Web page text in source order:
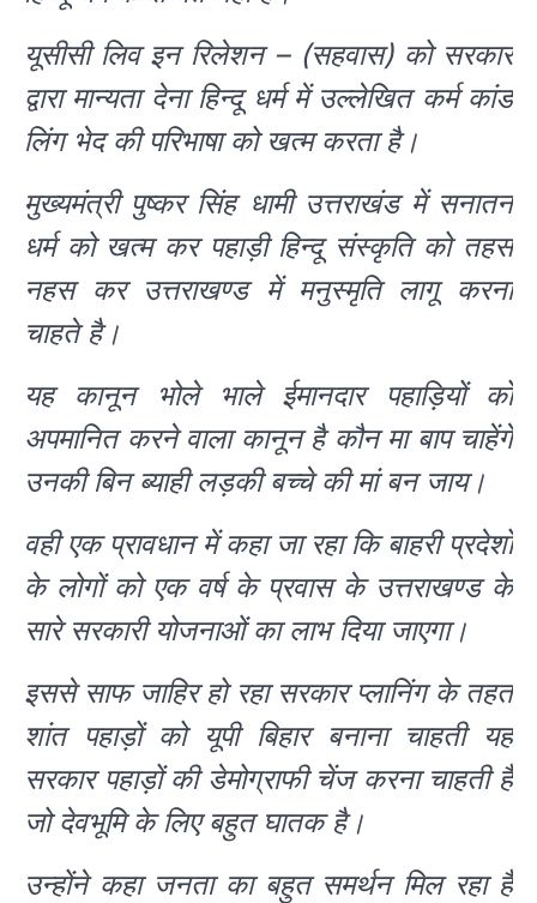
यूसीसी लिव इन रिलेशन – (सहवास) को सरकार
द्वारा मान्यता देना हिन्दू धर्म में उल्लेखित कर्म कांड
लिंग भेद की परिभाषा को खत्म करता है।
मुख्यमंत्री पुष्कर सिंह धामी उत्तराखंड में सनातन
धर्म को खत्म कर पहाड़ी हिन्दू संस्कृति को तहस
नहस कर उत्तराखण्ड में मनुस्मृति लागू करना
चाहते है।
यह कानून भोले भाले ईमानदार पहाड़ियों को
अपमानित करने वाला कानून है कौन मा बाप चाहेंगे
उनकी बिन ब्याही लड़की बच्चे की मां बन जाय।
वही एक प्रावधान में कहा जा रहा कि बाहरी प्रदेशों
के लोगों को एक वर्ष के प्रवास के उत्तराखण्ड के
सारे सरकारी योजनाओं का लाभ दिया जाएगा।
इससे साफ जाहिर हो रहा सरकार प्लानिंग के तहत
शांत पहाड़ों को यूपी बिहार बनाना चाहती यह
सरकार पहाड़ों की डेमोग्राफी चेंज करना चाहती है
जो देवभूमि के लिए बहुत घातक है।
उन्होंने कहा जनता का बहुत समर्थन मिल रहा है